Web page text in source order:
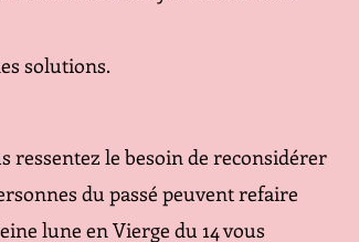
solutions.
ressentez le besoin de reconsidérer
du passé peuvent refaire
lune en Vierge du 14 vous